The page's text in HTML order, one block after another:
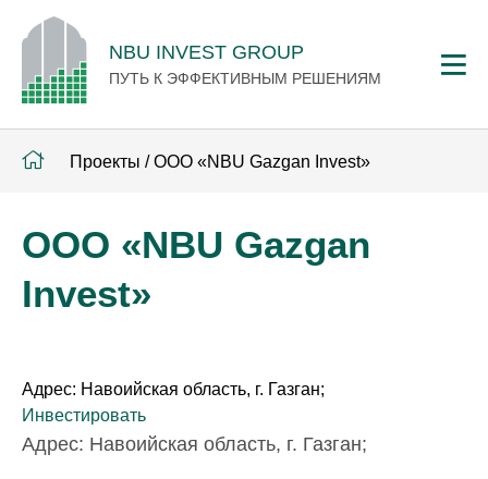
NBU INVEST GROUP
ПУТЬ К ЭФФЕКТИВНЫМ РЕШЕНИЯМ
Проекты / ООО «NBU Gazgan Invest»
ООО «NBU Gazgan
Invest»
Адрес: Навоийская область, г. Газган;
Инвестировать
Адрес: Навоийская область, г. Газган;